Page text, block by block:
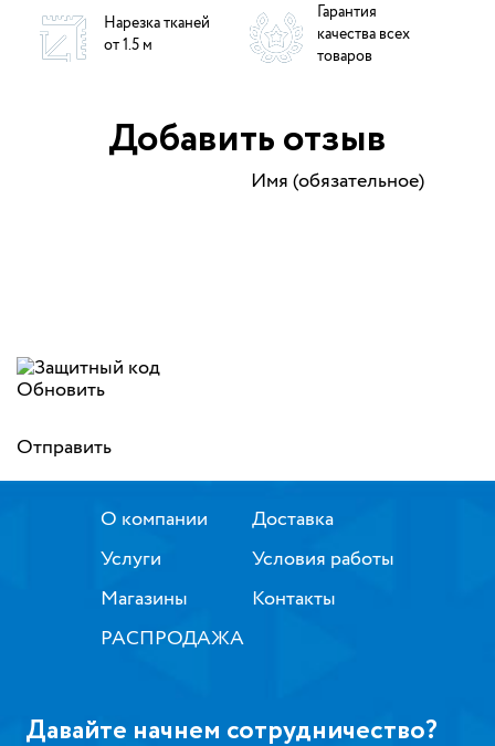
Нарезка тканей
от 1.5 м
Гарантия
качества всех
товаров
Добавить отзыв
Имя (обязательное)
Обновить
Отправить
О компании
Услуги
Магазины
РАСПРОДАЖА
Доставка
Условия работы
Контакты
Давайте начнем сотрудничество?